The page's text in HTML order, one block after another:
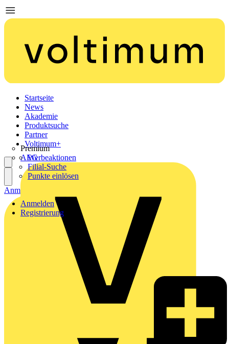
Startseite
News
Akademie
Produktsuche
Partner
Premium
AEG
Voltimum+
Werbeaktionen
Filial-Suche
Punkte einlösen
Anmelden
Registrierung
Anmelden